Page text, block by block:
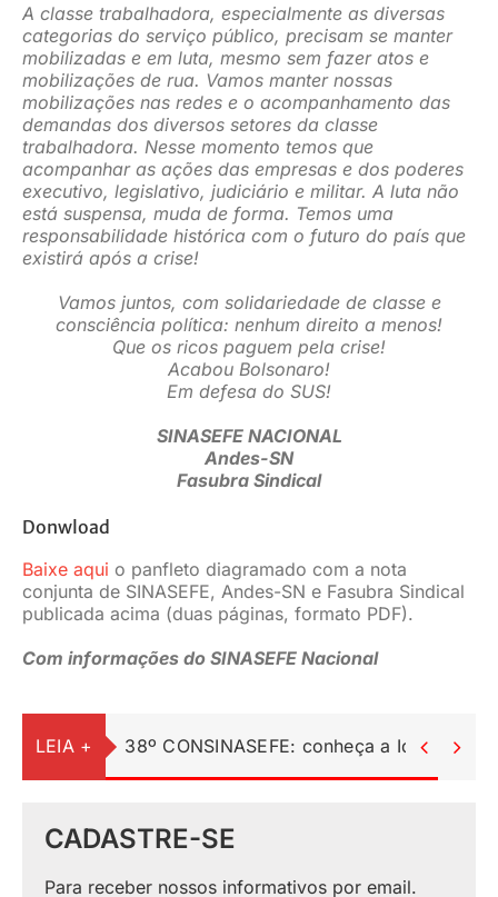
A classe trabalhadora, especialmente as diversas
categorias do serviço público, precisam se manter
mobilizadas e em luta, mesmo sem fazer atos e
mobilizações de rua. Vamos manter nossas
mobilizações nas redes e o acompanhamento das
demandas dos diversos setores da classe
trabalhadora. Nesse momento temos que
acompanhar as ações das empresas e dos poderes
executivo, legislativo, judiciário e militar. A luta não
está suspensa, muda de forma. Temos uma
responsabilidade histórica com o futuro do país que
existirá após a crise!
Vamos juntos, com solidariedade de classe e
consciência política: nenhum direito a menos!
Que os ricos paguem pela crise!
Acabou Bolsonaro!
Em defesa do SUS!
SINASEFE NACIONAL
Andes-SN
Fasubra Sindical
Donwload
Baixe aqui o panfleto diagramado com a nota
conjunta de SINASEFE, Andes-SN e Fasubra Sindical
publicada acima (duas páginas, formato PDF).
Com informações do SINASEFE Nacional
LEIA +  
CADASTRE-SE
Para receber nossos informativos por email.